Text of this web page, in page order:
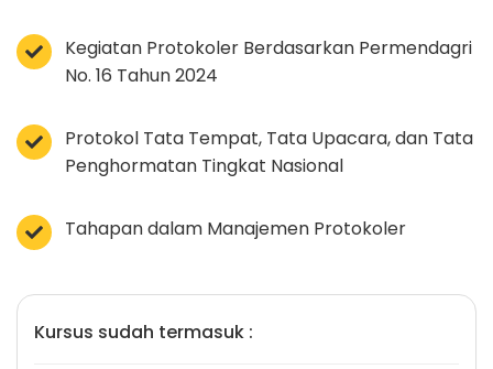
Kegiatan Protokoler Berdasarkan Permendagri
No. 16 Tahun 2024
Protokol Tata Tempat, Tata Upacara, dan Tata
Penghormatan Tingkat Nasional
Tahapan dalam Manajemen Protokoler
Kursus sudah termasuk :